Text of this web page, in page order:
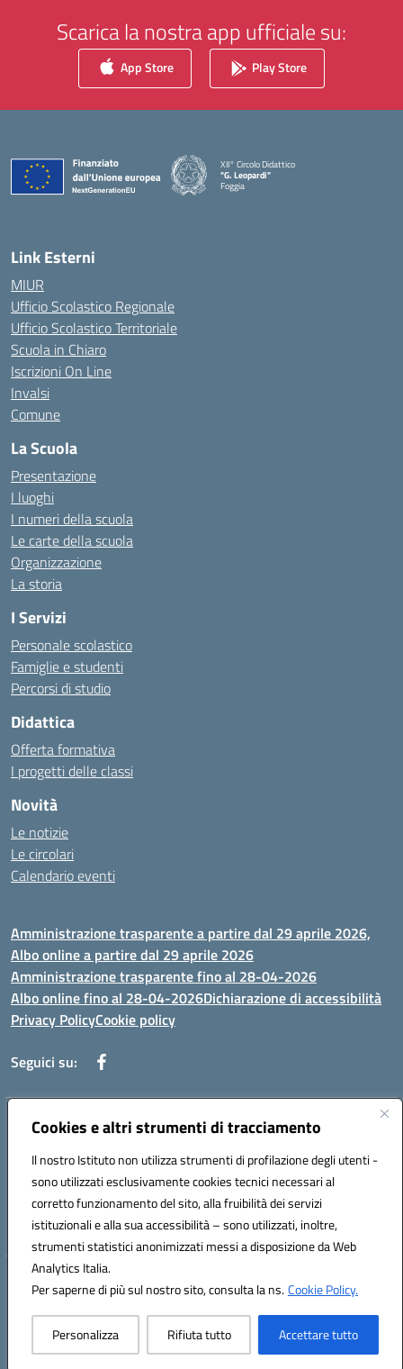
Cookies e altri strumenti di tracciamento
Il nostro Istituto non utilizza strumenti di profilazione degli utenti -
sono utilizzati esclusivamente cookies tecnici necessari al
corretto funzionamento del sito, alla fruibilità dei servizi
istituzionali e alla sua accessibilità – sono utilizzati, inoltre,
strumenti statistici anonimizzati messi a disposizione da Web
Analytics Italia.
Per saperne di più sul nostro sito, consulta la ns.Cookie Policy.
Personalizza Rifiuta tutto Accettare tutto
Scarica la nostra app ufficiale su:
App Store Play Store
XII° Circolo Didattico
"G. Leopardi"
Foggia
— Visita la pagina iniziale della scuola
Link Esterni
MIUR
Ufficio Scolastico Regionale
Ufficio Scolastico Territoriale
Scuola in Chiaro
Iscrizioni On Line
Invalsi
Comune
La Scuola
Presentazione
I luoghi
I numeri della scuola
Le carte della scuola
Organizzazione
La storia
I Servizi
Personale scolastico
Famiglie e studenti
Percorsi di studio
Didattica
Offerta formativa
I progetti delle classi
Novità
Le notizie
Le circolari
Calendario eventi
Amministrazione trasparente a partire dal 29 aprile 2026,
Albo online a partire dal 29 aprile 2026
Amministrazione trasparente fino al 28-04-2026
Albo online fino al 28-04-2026Dichiarazione di accessibilità
Privacy PolicyCookie policy
Seguici su:
Indirizzo:Via Selicato, 1 71122 FOGGIA (FG)
Posta elettronica certificata (PEC):fgee01200c@pec.istruzione.it
Codice fiscale: 80005820719
Codice meccanografico: FGEE01200C
Hosting & Powered by 3D Solution S.r.l.
Concept & Design by Designers Italia